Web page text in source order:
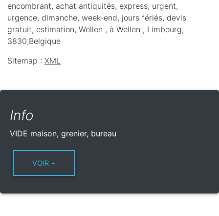
encombrant, achat antiquités, express, urgent,
urgence, dimanche, week-end, jours fériés, devis
gratuit, estimation, Wellen , à Wellen , Limbourg,
3830,Belgique
Sitemap : XML
Info
VIDE maison, grenier, bureau